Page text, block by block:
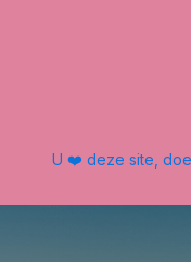
U ❤️ deze site,